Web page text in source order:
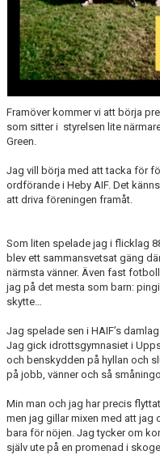
SAMARBETSPARTNERS
TEGELVALLEN 2.0
Framöver kommer vi att börja
som sitter i styrelsen lite
Green.
Jag vill börja med att tacka för
ordförande i Heby AIF. Det
att driva föreningen framåt.
Som liten spelade jag i flicklag
blev ett sammansvetsat gäng
närmsta vänner. Även fast
jag på det mesta som barn:
skytte…
Jag spelade sen i HAIF’s
Jag gick idrottsgymnasiet i
och benskydden på hyllan och
på jobb, vänner och så
Min man och jag har precis
men jag gillar mixen med att
bara för nöjen. Jag tycker om
själv ute på en promenad i